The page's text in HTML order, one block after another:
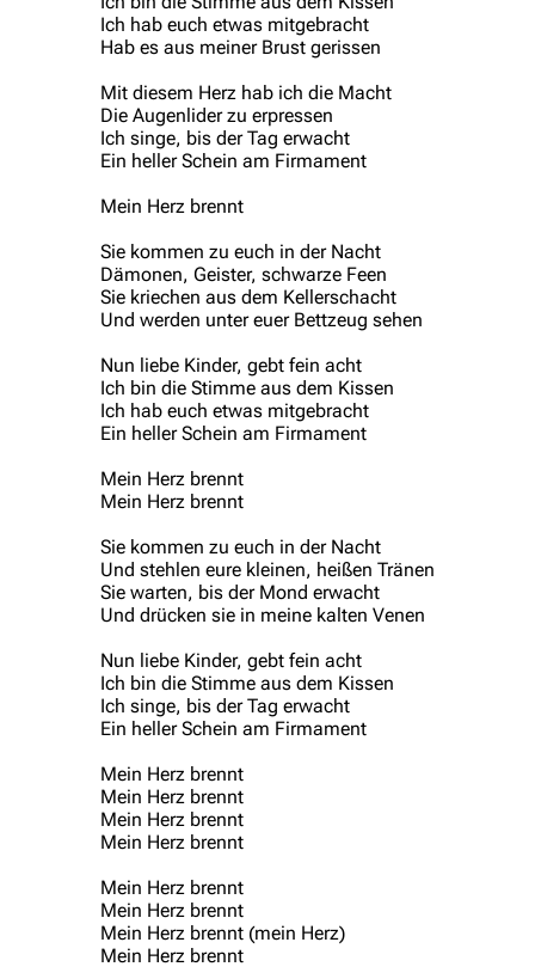
Ich hab euch etwas mitgebracht
Hab es aus meiner Brust gerissen
Mit diesem Herz hab ich die Macht
Die Augenlider zu erpressen
Ich singe, bis der Tag erwacht
Ein heller Schein am Firmament
Mein Herz brennt
Sie kommen zu euch in der Nacht
Dämonen, Geister, schwarze Feen
Sie kriechen aus dem Kellerschacht
Und werden unter euer Bettzeug sehen
Nun liebe Kinder, gebt fein acht
Ich bin die Stimme aus dem Kissen
Ich hab euch etwas mitgebracht
Ein heller Schein am Firmament
Mein Herz brennt
Mein Herz brennt
Sie kommen zu euch in der Nacht
Und stehlen eure kleinen, heißen Tränen
Sie warten, bis der Mond erwacht
Und drücken sie in meine kalten Venen
Nun liebe Kinder, gebt fein acht
Ich bin die Stimme aus dem Kissen
Ich singe, bis der Tag erwacht
Ein heller Schein am Firmament
Mein Herz brennt
Mein Herz brennt
Mein Herz brennt
Mein Herz brennt
Mein Herz brennt
Mein Herz brennt
Mein Herz brennt (mein Herz)
Mein Herz brennt